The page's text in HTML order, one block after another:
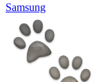
Samsung